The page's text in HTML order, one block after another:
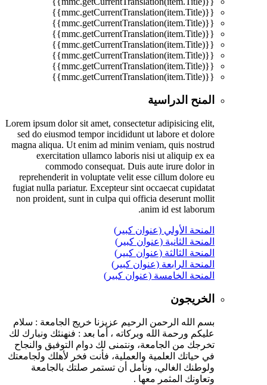
المنح الدراسية
Lorem ipsum dolor sit amet, consectetur adipisicing elit,
sed do eiusmod tempor incididunt ut labore et dolore
magna aliqua. Ut enim ad minim veniam, quis nostrud
exercitation ullamco laboris nisi ut aliquip ex ea
commodo consequat. Duis aute irure dolor in
reprehenderit in voluptate velit esse cillum dolore eu
fugiat nulla pariatur. Excepteur sint occaecat cupidatat
non proident, sunt in culpa qui officia deserunt mollit
anim id est laborum.
المنحة الأولي (عنوان كبير)
المنحة الثانية (عنوان كبير)
المنحة الثالثة (عنوان كبير)
المنحة الرابعة (عنوان كبير)
المنحة الخامسة (عنوان كبير)
الخريجون
بسم الله الرحمن الرحيم عزيزنا خريج الجامعة : سلام
عليكم ورحمة الله وبركاته ، أما بعد : فنهنئك ونبارك لك
تخرجك من الجامعة، ونتمنى لك دوام التوفيق والنجاح
في حياتك العلمية والعملية، فأنت فخر لأهلك ولجامعتك
ولوطنك الغالي، ونأمل أن تستمر صلتك بالجامعة
وتعاونك المثمر معها .